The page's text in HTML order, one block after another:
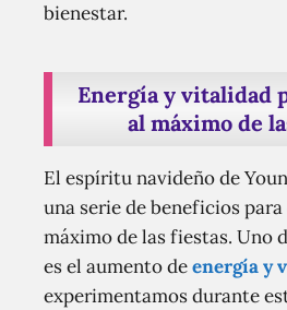
bienestar.
Energía y vitalidad
al máximo de
El espíritu navideño de
una serie de beneficios
máximo de las fiestas. Uno
es el aumento deenergía y
experimentamos durante